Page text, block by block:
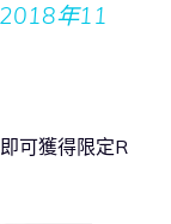
2018年11
可獲得限定R